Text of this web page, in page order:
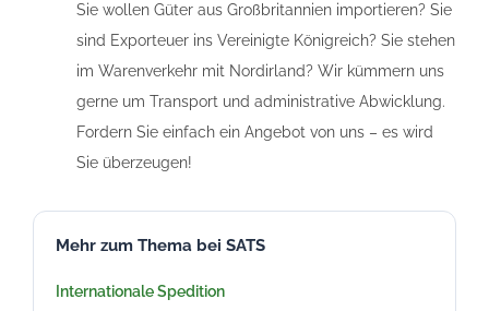
Sie wollen Güter aus Großbritannien importieren? Sie
sind Exporteuer ins Vereinigte Königreich? Sie stehen
im Warenverkehr mit Nordirland? Wir kümmern uns
gerne um Transport und administrative Abwicklung.
Fordern Sie einfach ein Angebot von uns – es wird
Sie überzeugen!
Mehr zum Thema bei SATS
Internationale Spedition